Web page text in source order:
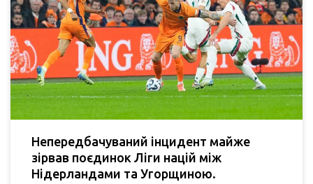
Непередбачуваний інцидент майже
зірвав поєдинок Ліги націй між
Нідерландами та Угорщиною.